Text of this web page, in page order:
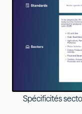
Spécificités